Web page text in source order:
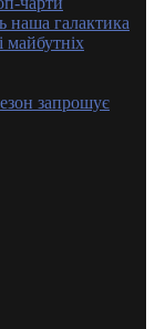
наша галактика
майбутніх
запрошує